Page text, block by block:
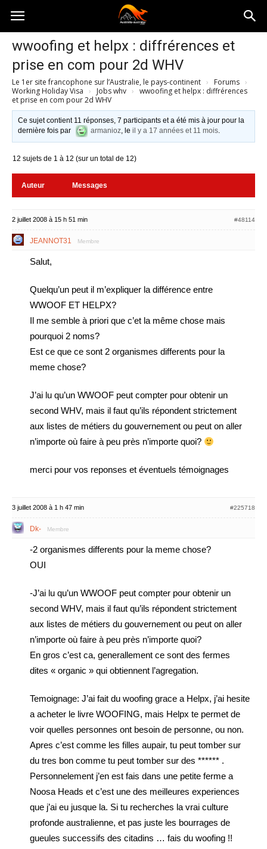
Australia-
australie.com
wwoofing et helpx : diffrérences et
prise en com pour 2d WHV
Le 1er site francophone sur l’Australie, le pays-continent › Forums ›
Working Holiday Visa › Jobs whv › wwoofing et helpx : diffrérences
et prise en com pour 2d WHV
Ce sujet contient 11 réponses, 7 participants et a été mis à jour pour la
dernière fois par
armanioz, leil y a 17 années et 11 mois.
12 sujets de 1 à 12 (sur un total de 12)
Auteur Messages
2 juillet 2008 à 15 h 51 min #48114
JEANNOT31 Membre
Salut,
Quelqu’un peut il m’expliquer la différence entre
WWOOF ET HELPX?
Il me semble à priori que c’et la même chose mais
pourquoi 2 noms?
Est ce que ce sont 2 organismes differents pour la
meme chose?
J’ai lu qu’un WWOOF peut compter pour obtenir un
second WHV, mais il faut qu’ils répondent strictement
aux listes de métiers du gouvernement ou peut on aller
n’importe où faire à peu près n’importe quoi?
merci pour vos reponses et éventuels témoignages
3 juillet 2008 à 1 h 47 min #225718
Dk- Membre
-2 organismes differents pour la meme chose?
OUI
-J’ai lu qu’un WWOOF peut compter pour obtenir un
second WHV, mais il faut qu’ils répondent strictement
aux listes de métiers du gouvernement ou peut on aller
n’importe où faire à peu près n’importe quoi?
En gros c’est ca, generallement ce sont des fermes
dites « organic » qui obtiennent l’agregation.
Temoignage: J’ai fait du woofing grace a Helpx, j’ai hesite
a acheter le livre WOOFING, mais Helpx te permet de
voir quelles personnes ont besoin de personne, ou non.
Apres c’est comme les filles aupair, tu peut tomber sur
du tres bon comme tu peut tomber sur des ****** .
Personnelement j’en est fais dans une petite ferme a
Noosa Heads et c’est une des meilleures experiences
que j’ai eu jusque la. Si tu recherches la vrai culture
profonde australienne, et pas juste les bourrages de
gueules successifs des citadins … fais du woofing !!